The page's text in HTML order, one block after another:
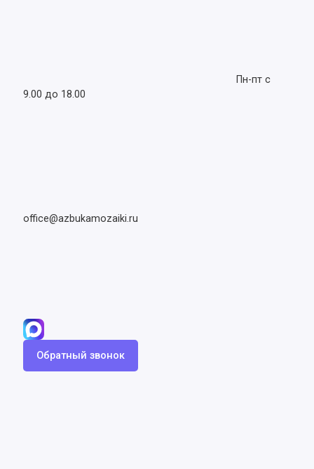
Пн-пт с
9.00 до 18.00
office@azbukamozaiki.ru
Обратный звонок